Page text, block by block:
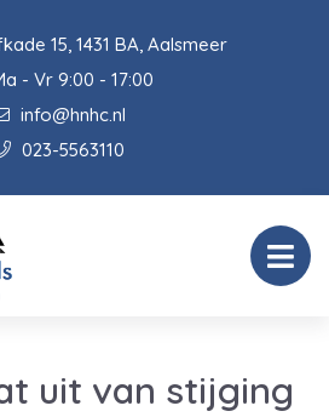
15, 1431 BA, Aalsmeer
- Vr 9:00 - 17:00
info@hnhc.nl
023-5563110
uit van stijging